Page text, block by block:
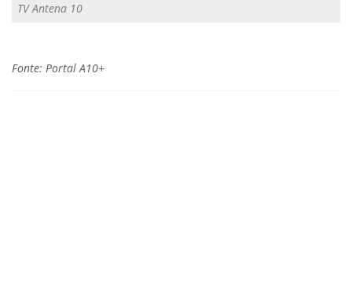
TV Antena 10
Fonte: Portal A10+